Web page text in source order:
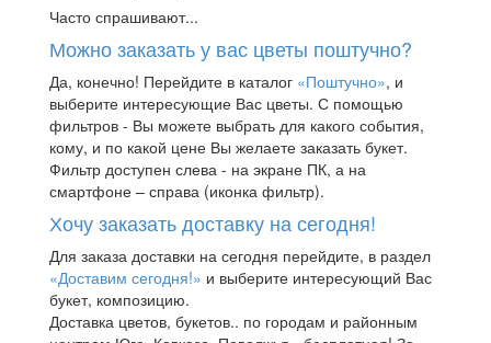
Часто спрашивают...
Можно заказать у вас цветы поштучно?
Да, конечно! Перейдите в каталог «Поштучно», и
выберите интересующие Вас цветы. С помощью
фильтров - Вы можете выбрать для какого события,
кому, и по какой цене Вы желаете заказать букет.
Фильтр доступен слева - на экране ПК, а на
смартфоне – справа (иконка фильтр).
Хочу заказать доставку на сегодня!
Для заказа доставки на сегодня перейдите, в раздел
«Доставим сегодня!» и выберите интересующий Вас
букет, композицию.
Доставка цветов, букетов.. по городам и районным